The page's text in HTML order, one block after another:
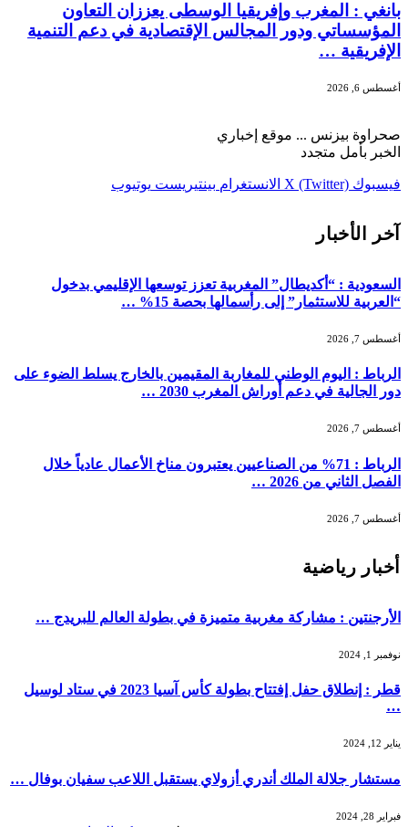
بانغي : المغرب وإفريقيا الوسطى يعززان التعاون
المؤسساتي ودور المجالس الإقتصادية في دعم التنمية
الإفريقية …
أغسطس 6, 2026
صحراوة بيزنس ... موقع إخباري
الخبر بأمل متجدد
فيسبوك X (Twitter) الانستغرام بينتيريست يوتيوب
آخر الأخبار
السعودية : “أكديطال” المغربية تعزز توسعها الإقليمي بدخول
“العربية للاستثمار” إلى رأسمالها بحصة 15% …
أغسطس 7, 2026
الرباط : اليوم الوطني للمغاربة المقيمين بالخارج يسلط الضوء على
دور الجالية في دعم أوراش المغرب 2030 …
أغسطس 7, 2026
الرباط : 71% من الصناعيين يعتبرون مناخ الأعمال عادياً خلال
الفصل الثاني من 2026 …
أغسطس 7, 2026
أخبار رياضية
الأرجنتين : مشاركة مغربية متميزة في بطولة العالم للبريدج …
نوفمبر 1, 2024
قطر : إنطلاق حفل إفتتاح بطولة كأس آسيا 2023 في ستاد لوسيل
…
يناير 12, 2024
مستشار جلالة الملك أندري أزولاي يستقبل اللاعب سفيان بوفال …
فبراير 28, 2024